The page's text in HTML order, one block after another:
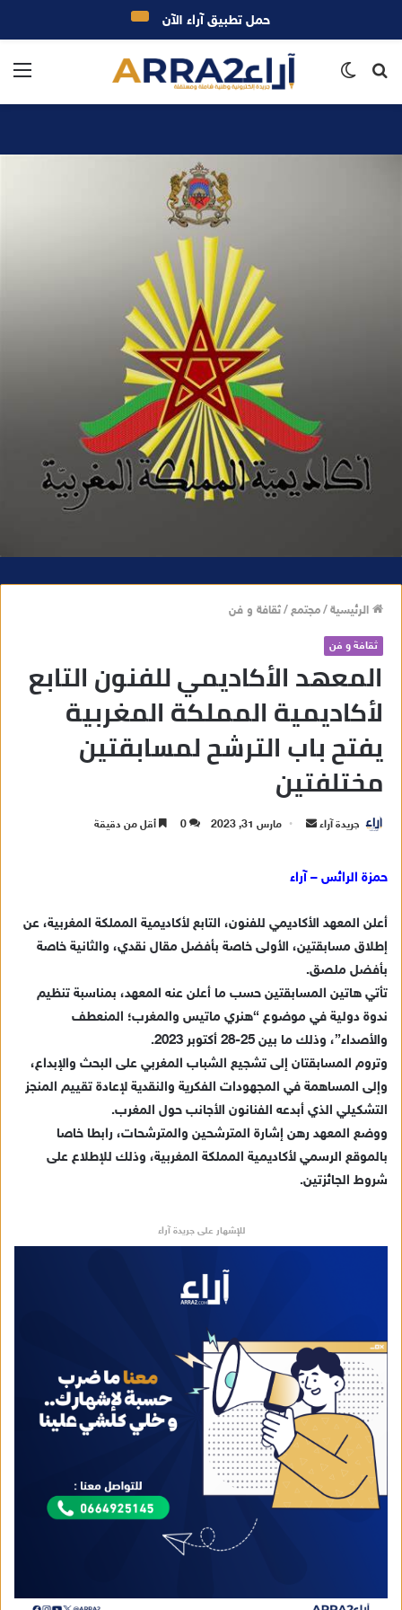
بحث
الرئيسية/مجتمع/ثقافة و فن
ثقافة و فن
المعهد الأكاديمي للفنون التابع
لأكاديمية المملكة المغربية
يفتح باب الترشح لمسابقتين
مختلفتين
جريدة آراء
س
ي
ا
إ
ل
ك
ت
ر
مارس 31, 2023 0 أقل من دقيقة
حمزة الرائس – آراء
أعلن المعهد الأكاديمي للفنون، التابع لأكاديمية المملكة المغربية، عن
إطلاق مسابقتين، الأولى خاصة بأفضل مقال نقدي، والثانية خاصة
بأفضل ملصق.
تأتي هاتين المسابقتين حسب ما أعلن عنه المعهد، بمناسبة تنظيم
ندوة دولية في موضوع “هنري ماتيس والمغرب؛ المنعطف
والأصداء”، وذلك ما بين 25-28 أكتوبر 2023.
وتروم المسابقتان إلى تشجيع الشباب المغربي على البحث والإبداع،
وإلى المساهمة في المجهودات الفكرية والنقدية لإعادة تقييم المنجز
التشكيلي الذي أبدعه الفنانون الأجانب حول المغرب.
ووضع المعهد رهن إشارة المترشحين والمترشحات، رابطا خاصا
بالموقع الرسمي لأكاديمية المملكة المغربية، وذلك للإطلاع على
شروط الجائزتين.
للإشهار على جريدة آراء
حمل تطبيق آراء الآن